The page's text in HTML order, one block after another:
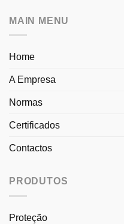
MAIN MENU
Home
A Empresa
Normas
Certificados
Contactos
PRODUTOS
Proteção